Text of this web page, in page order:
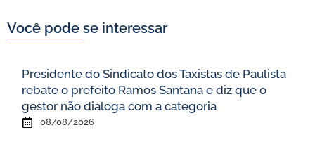
Você pode se interessar
Presidente do Sindicato dos Taxistas de Paulista
rebate o prefeito Ramos Santana e diz que o
gestor não dialoga com a categoria
08/08/2026